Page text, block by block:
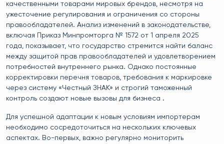
качественными товарами мировых брендов, несмотря на
ужесточение регулирования и ограничения со стороны
правообладателей. Анализ изменений в законодательстве,
включая Приказ Минпромторга № 1572 от 1 апреля 2025
года, показывает, что государство стремится найти баланс
между защитой прав правообладателей и удовлетворением
потребностей внутреннего рынка. Однако постоянные
корректировки перечня товаров, требования к маркировке
через систему «Честный ЗНАК» и строгий таможенный
контроль создают новые вызовы для бизнеса .
Для успешной адаптации к новым условиям импортерам
необходимо сосредоточиться на нескольких ключевых
аспектах. Во-первых, важно регулярно мониторить